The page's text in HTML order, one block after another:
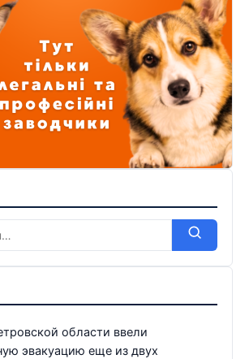
области ввели
эвакуацию еще из двух